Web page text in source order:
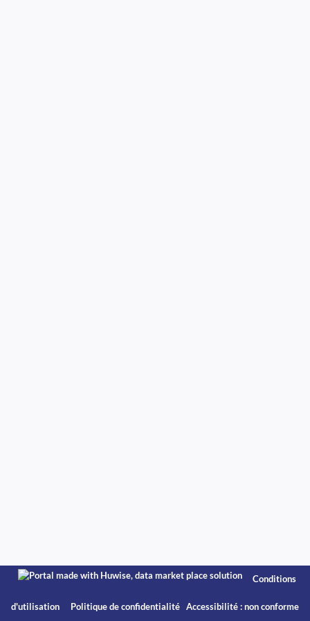
Conditions
d'utilisation Politique de confidentialité Accessibilité : non conforme